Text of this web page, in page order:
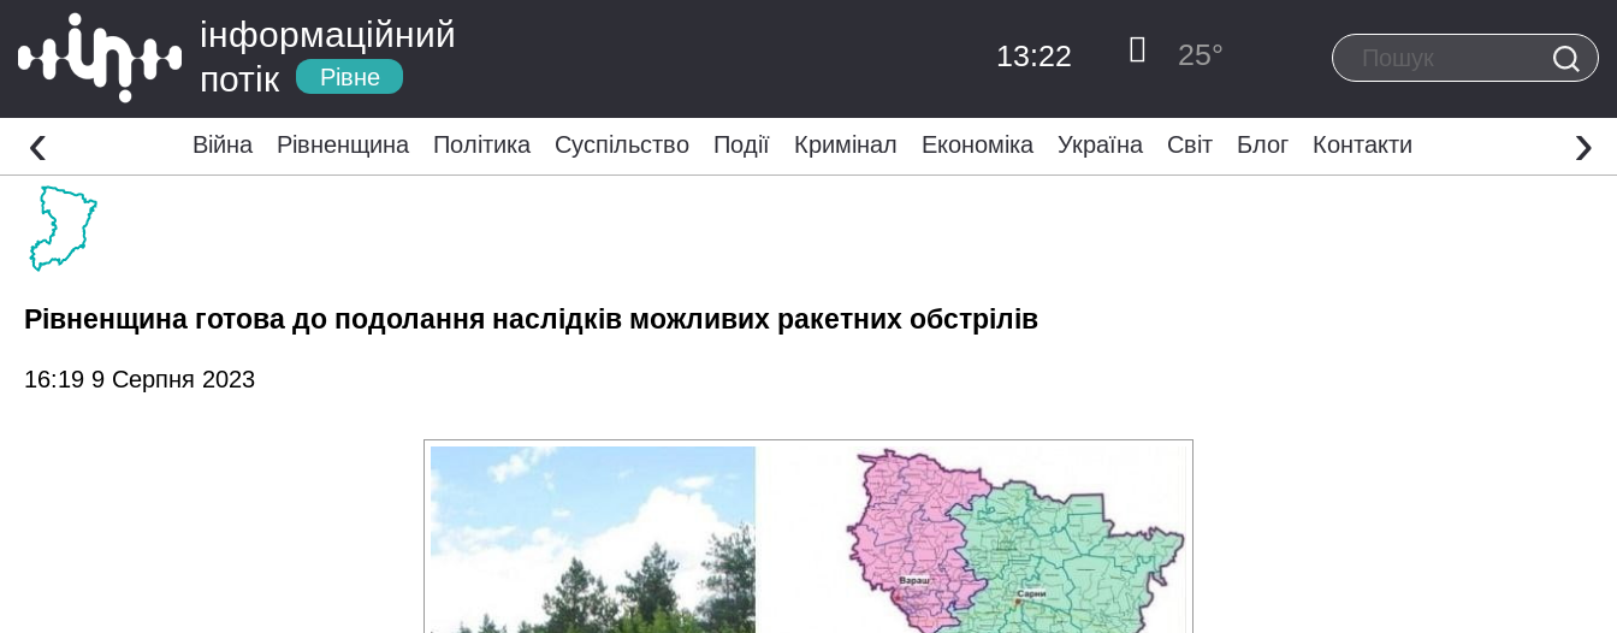
інформаційний
потік
Рівне
13:22 25°
Війна Рівненщина Політика Суспільство Події Кримінал Економіка Україна Світ Блог Контакти
‹ ›
Рівненщина готова до подолання наслідків можливих ракетних обстрілів
16:19 9 Серпня 2023